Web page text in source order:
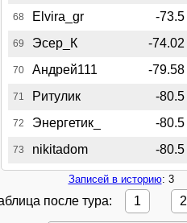
68 Elvira_gr -73.5
69 Эсер_К -74.02
70 Андрей111 -79.58
71 Ритулик -80.5
72 Энергетик_ -80.5
73 nikitadom -80.5
Записей в историю: 3
после тура: 1 2